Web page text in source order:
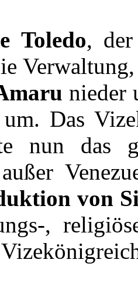
Toledo,
nieder
Das
nun das
von
,